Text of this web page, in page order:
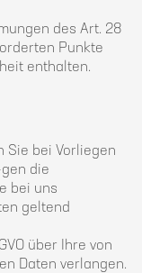
des Art. 28
Punkte
enthalten.
Sie bei Vorliegen
die
bei uns
geltend
über Ihre von
Daten verlangen.